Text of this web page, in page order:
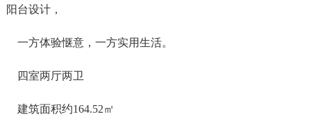
阳台设计，
一方体验惬意，一方实用生活。
四室两厅两卫
建筑面积约164.52㎡